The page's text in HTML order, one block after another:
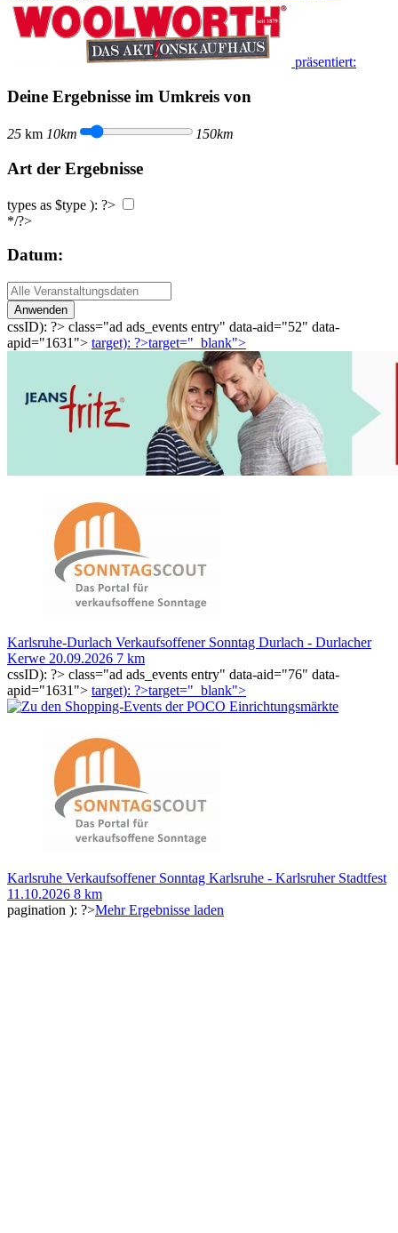
präsentiert:
Deine Ergebnisse im Umkreis von
25 km 10km 150km
Art der Ergebnisse
types as $type ): ?>
*/?>
Datum:
Anwenden
cssID): ?> class="ad ads_events entry" data-aid="52" data-
apid="1631"> target): ?>target="_blank">
Karlsruhe-Durlach Verkaufsoffener Sonntag Durlach - Durlacher
Kerwe 20.09.2026 7 km
cssID): ?> class="ad ads_events entry" data-aid="76" data-
apid="1631"> target): ?>target="_blank">
Karlsruhe Verkaufsoffener Sonntag Karlsruhe - Karlsruher Stadtfest
11.10.2026 8 km
pagination ): ?>Mehr Ergebnisse laden